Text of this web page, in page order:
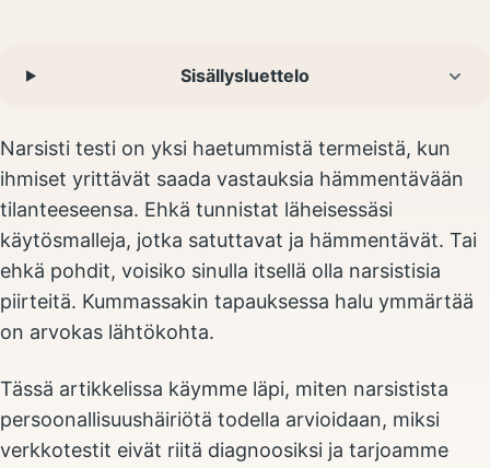
Sisällysluettelo
Narsisti testi on yksi haetummistä termeistä, kun
ihmiset yrittävät saada vastauksia hämmentävään
tilanteeseensa. Ehkä tunnistat läheisessäsi
käytösmalleja, jotka satuttavat ja hämmentävät. Tai
ehkä pohdit, voisiko sinulla itsellä olla narsistisia
piirteitä. Kummassakin tapauksessa halu ymmärtää
on arvokas lähtökohta.
Tässä artikkelissa käymme läpi, miten narsistista
persoonallisuushäiriötä todella arvioidaan, miksi
verkkotestit eivät riitä diagnoosiksi ja tarjoamme